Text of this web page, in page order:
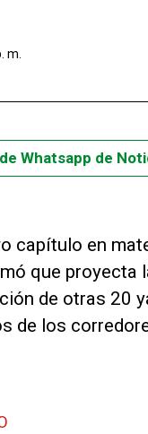
m.
Whatsapp de
capítulo en
que proyecta
de otras 20
de los